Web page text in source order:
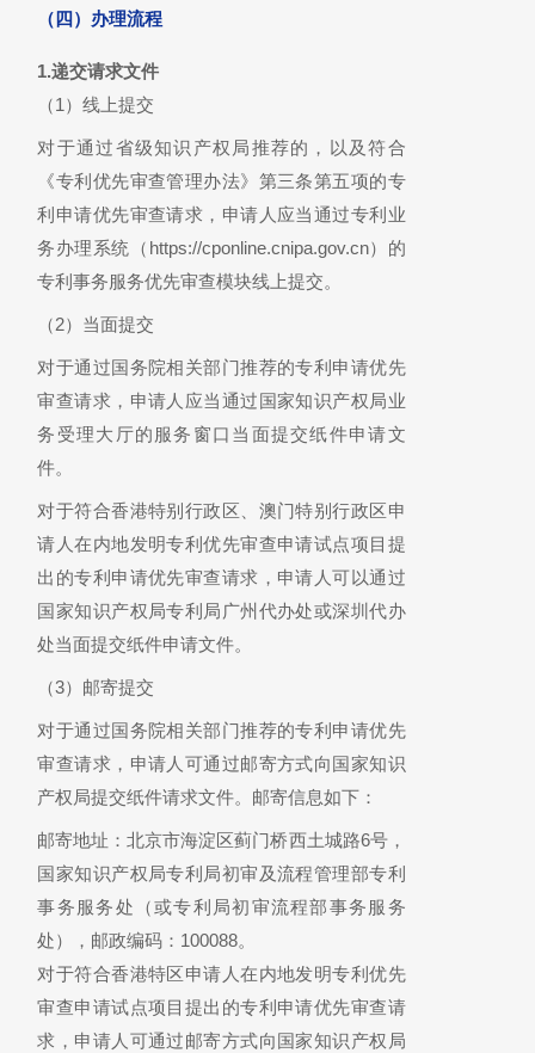
（四）办理流程
1.递交请求文件
（1）线上提交
对于通过省级知识产权局推荐的，以及符合
《专利优先审查管理办法》第三条第五项的专
利申请优先审查请求，申请人应当通过专利业
务办理系统（https://cponline.cnipa.gov.cn）的
专利事务服务优先审查模块线上提交。
（2）当面提交
对于通过国务院相关部门推荐的专利申请优先
审查请求，申请人应当通过国家知识产权局业
务受理大厅的服务窗口当面提交纸件申请文
件。
对于符合香港特别行政区、澳门特别行政区申
请人在内地发明专利优先审查申请试点项目提
出的专利申请优先审查请求，申请人可以通过
国家知识产权局专利局广州代办处或深圳代办
处当面提交纸件申请文件。
（3）邮寄提交
对于通过国务院相关部门推荐的专利申请优先
审查请求，申请人可通过邮寄方式向国家知识
产权局提交纸件请求文件。邮寄信息如下：
邮寄地址：北京市海淀区蓟门桥西土城路6号，
国家知识产权局专利局初审及流程管理部专利
事务服务处（或专利局初审流程部事务服务
处），邮政编码：100088。
对于符合香港特区申请人在内地发明专利优先
审查申请试点项目提出的专利申请优先审查请
求，申请人可通过邮寄方式向国家知识产权局